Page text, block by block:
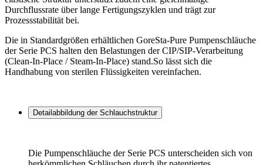
Durchflussrate über lange Fertigungszyklen und trägt zur
Prozessstabilität bei.
Die in Standardgrößen erhältlichen GoreSta-Pure Pumpenschläuche
der Serie PCS halten den Belastungen der CIP/SIP-Verarbeitung
(Clean-In-Place / Steam-In-Place) stand.So lässt sich die
Handhabung von sterilen Flüssigkeiten vereinfachen.
Detailabbildung der Schlauchstruktur
Die Pumpenschläuche der Serie PCS unterscheiden sich von